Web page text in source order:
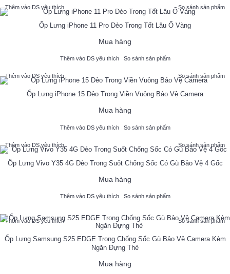
Thêm vào DS yêu thích So sánh sản phẩm
Ốp Lưng iPhone 11 Pro Dẻo Trong Tốt Lâu Ố Vàng
Mua hàng
Thêm vào DS yêu thích So sánh sản phẩm
Thêm vào DS yêu thích So sánh sản phẩm
Ốp Lưng iPhone 15 Dẻo Trong Viền Vuông Bảo Vệ Camera
Mua hàng
Thêm vào DS yêu thích So sánh sản phẩm
Thêm vào DS yêu thích So sánh sản phẩm
Ốp Lưng Vivo Y35 4G Dẻo Trong Suốt Chống Sốc Có Gù Bảo Vệ 4 Gốc
Mua hàng
Thêm vào DS yêu thích So sánh sản phẩm
Thêm vào DS yêu thích So sánh sản phẩm
Ốp Lưng Samsung S25 EDGE Trong Chống Sốc Gù Bảo Vệ Camera Kèm
Ngăn Đựng Thẻ
Mua hàng